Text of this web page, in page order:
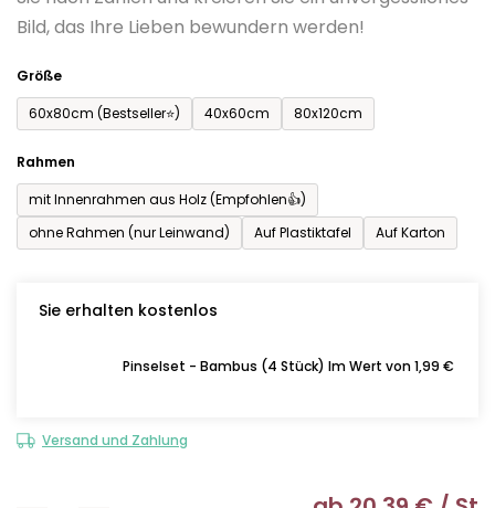
Bild, das Ihre Lieben bewundern werden!
Größe
60x80cm (Bestseller⭐)
40x60cm 80x120cm
Rahmen
mit Innenrahmen aus Holz (Empfohlen👍)
ohne Rahmen (nur Leinwand)
Auf Plastiktafel Auf Karton
Sie erhalten kostenlos
Pinselset - Bambus (4 Stück) Im Wert von 1,99 €
Versand und Zahlung
Sternen.